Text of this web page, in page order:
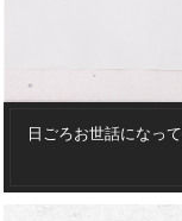
日ごろお世話になっ